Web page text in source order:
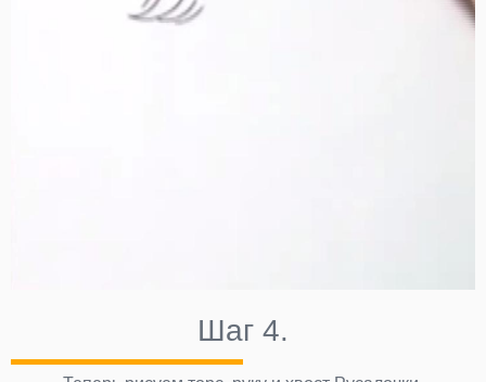
Шаг 4.